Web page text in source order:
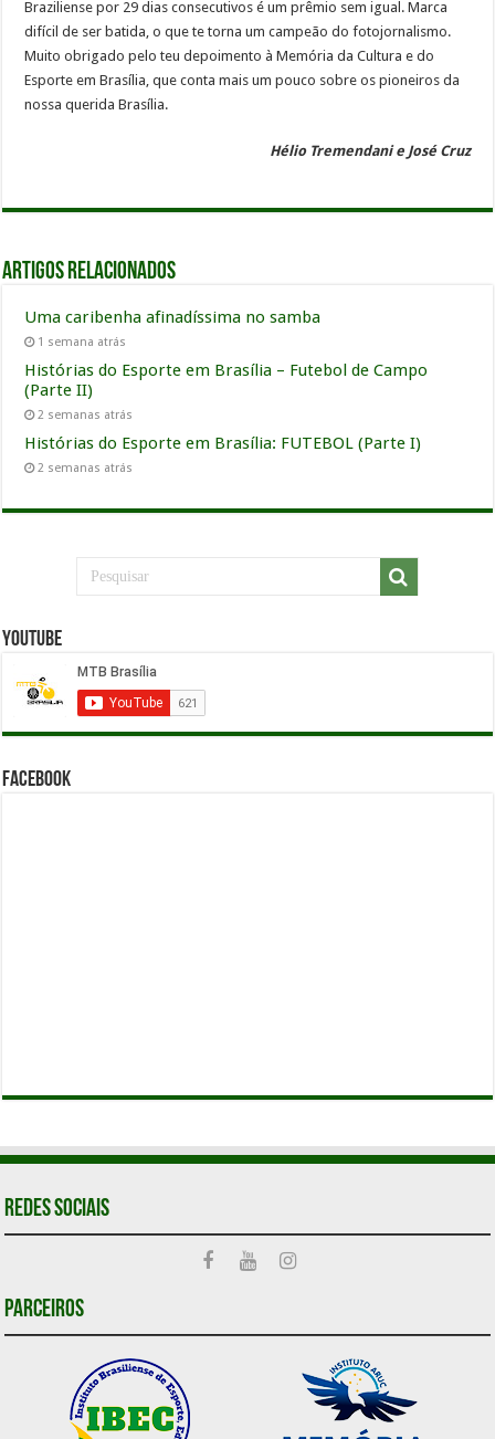
Braziliense por 29 dias consecutivos é um prêmio sem igual. Marca
difícil de ser batida, o que te torna um campeão do fotojornalismo.
Muito obrigado pelo teu depoimento à Memória da Cultura e do
Esporte em Brasília, que conta mais um pouco sobre os pioneiros da
nossa querida Brasília.
Hélio Tremendani e José Cruz
Artigos relacionados
Uma caribenha afinadíssima no samba
1 semana atrás
Histórias do Esporte em Brasília – Futebol de Campo
(Parte II)
2 semanas atrás
Histórias do Esporte em Brasília: FUTEBOL (Parte I)
2 semanas atrás
YouTube
Facebook
Redes Sociais
Parceiros